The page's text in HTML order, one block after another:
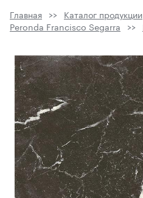
Главная Каталог продукции
Peronda Francisco Segarra